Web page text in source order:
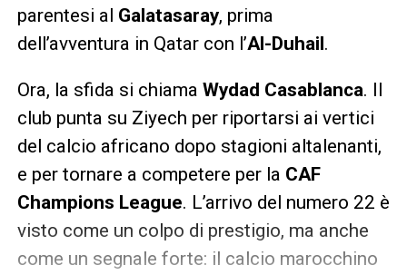
parentesi al Galatasaray, prima
dell’avventura in Qatar con l’Al-Duhail .
Ora, la sfida si chiama Wydad Casablanca. Il
club punta su Ziyech per riportarsi ai vertici
del calcio africano dopo stagioni altalenanti,
e per tornare a competere per la CAF
Champions League. L’arrivo del numero 22 è
visto come un colpo di prestigio, ma anche
come un segnale forte: il calcio marocchino